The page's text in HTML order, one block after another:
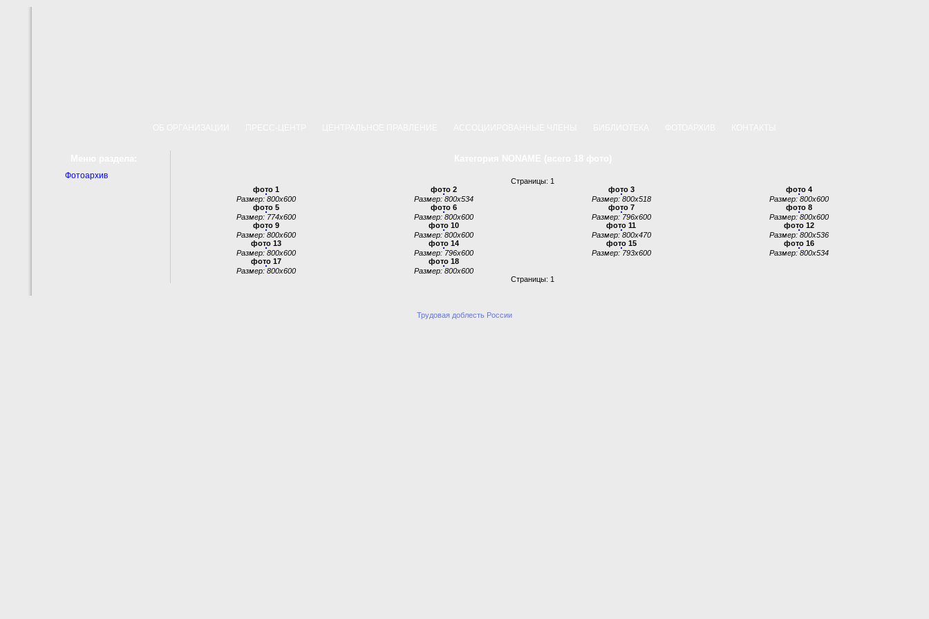
Фотоархив
Страницы: 1
фото 1
Размер: 800x600
фото 2
Размер: 800x534
фото 3
Размер: 800x518
фото 4
Размер: 800x600
фото 5
Размер: 774x600
фото 6
Размер: 800x600
фото 7
Размер: 796x600
фото 8
Размер: 800x600
фото 9
Размер: 800x600
фото 10
Размер: 800x600
фото 11
Размер: 800x470
фото 12
Размер: 800x536
фото 13
Размер: 800x600
фото 14
Размер: 796x600
фото 15
Размер: 793x600
фото 16
Размер: 800x534
фото 17
Размер: 800x600
фото 18
Размер: 800x600
Страницы: 1
Трудовая доблесть России